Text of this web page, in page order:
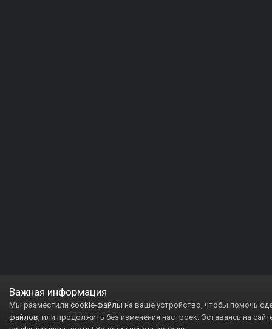
Важная информация
Мы разместили cookie-файлы на ваше устройство, чтобы помочь
файлов, или продолжить без изменения настроек. Оставаясь на